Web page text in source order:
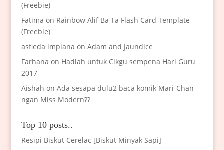
(Freebie)
Fatima on Rainbow Alif Ba Ta Flash Card Template
(Freebie)
asfieda impiana on Adam and Jaundice
Farhana on Hadiah untuk Cikgu sempena Hari Guru
2017
Aishah on Ada sesapa dulu2 baca komik Mari-Chan
ngan Miss Modern??
Top 10 posts..
Resipi Biskut Cerelac [Biskut Minyak Sapi]